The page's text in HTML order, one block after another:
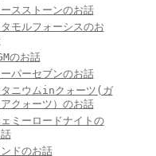
スストーンのお話
タモルフォーシスのお
のお話
パーセブンのお話
ニウムinクォーツ(ガ
クォーツ）のお話
ミーロードナイトの
ドのお話